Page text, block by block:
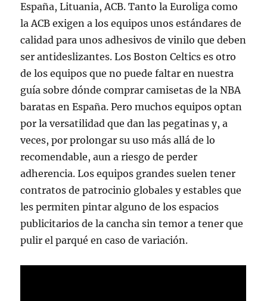
España, Lituania, ACB. Tanto la Euroliga como
la ACB exigen a los equipos unos estándares de
calidad para unos adhesivos de vinilo que deben
ser antideslizantes. Los Boston Celtics es otro
de los equipos que no puede faltar en nuestra
guía sobre dónde comprar camisetas de la NBA
baratas en España. Pero muchos equipos optan
por la versatilidad que dan las pegatinas y, a
veces, por prolongar su uso más allá de lo
recomendable, aun a riesgo de perder
adherencia. Los equipos grandes suelen tener
contratos de patrocinio globales y estables que
les permiten pintar alguno de los espacios
publicitarios de la cancha sin temor a tener que
pulir el parqué en caso de variación.